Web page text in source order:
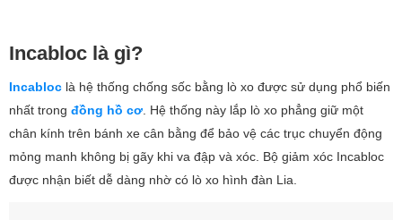
Incabloc là gì?
Incabloc là hệ thống chống sốc bằng lò xo được sử dụng phổ biến
nhất trong đồng hồ cơ . Hệ thống này lắp lò xo phẳng giữ một
chân kính trên bánh xe cân bằng để bảo vệ các trục chuyển động
mỏng manh không bị gãy khi va đập và xóc. Bộ giảm xóc Incabloc
được nhận biết dễ dàng nhờ có lò xo hình đàn Lia.